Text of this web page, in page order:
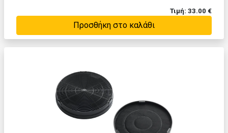
Τιμή: 33.00 €
Προσθήκη στο καλάθι